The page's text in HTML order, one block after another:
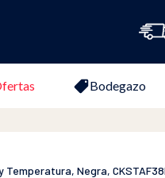
Bodegazo
Negra,